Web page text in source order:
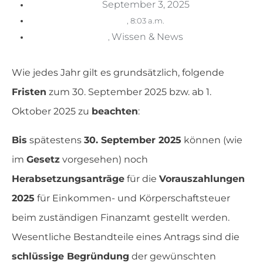
September 3, 2025
, 8:03 a.m.
, Wissen & News
Wie jedes Jahr gilt es grundsätzlich, folgende
Fristen zum 30. September 2025 bzw. ab 1.
Oktober 2025 zu beachten:
Bis spätestens 30. September 2025 können (wie
im Gesetz vorgesehen) noch
Herabsetzungsanträge für die Vorauszahlungen
2025 für Einkommen- und Körperschaftsteuer
beim zuständigen Finanzamt gestellt werden.
Wesentliche Bestandteile eines Antrags sind die
schlüssige Begründung der gewünschten